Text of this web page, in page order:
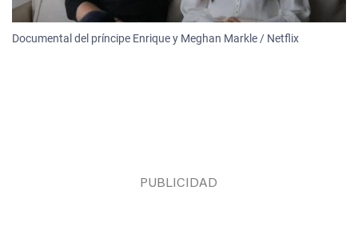
Documental del príncipe Enrique y Meghan Markle / Netflix